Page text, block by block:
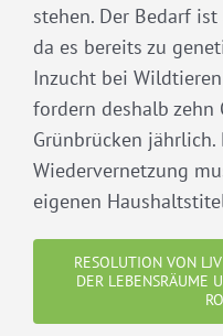
stehen. Der Bedarf
da es bereits zu
Inzucht bei
fordern deshalb
Grünbrücken
Wiedervernetzung
eigenen
RESOLUTION VON
DER LEBENSRÄUME